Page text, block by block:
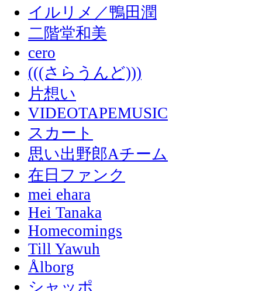
イルリメ／鴨田潤
二階堂和美
cero
(((さらうんど)))
片想い
VIDEOTAPEMUSIC
スカート
思い出野郎Aチーム
在日ファンク
mei ehara
Hei Tanaka
Homecomings
Till Yawuh
Ålborg
シャッポ